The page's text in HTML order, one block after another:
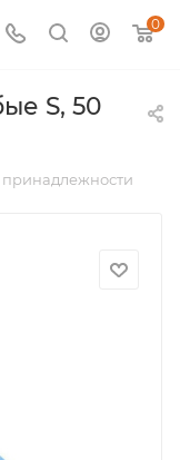
0
S, 50